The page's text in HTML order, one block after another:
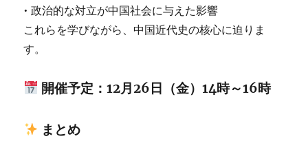
• 政治的な対立が中国社会に与えた影響
これらを学びながら、中国近代史の核心に迫りま
す。
開催予定：12月26日（金）14時～16時
まとめ